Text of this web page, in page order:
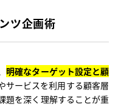
ツ企画術
明確なターゲット設定と顧
サービスを利用する顧客層
題を深く理解することが重